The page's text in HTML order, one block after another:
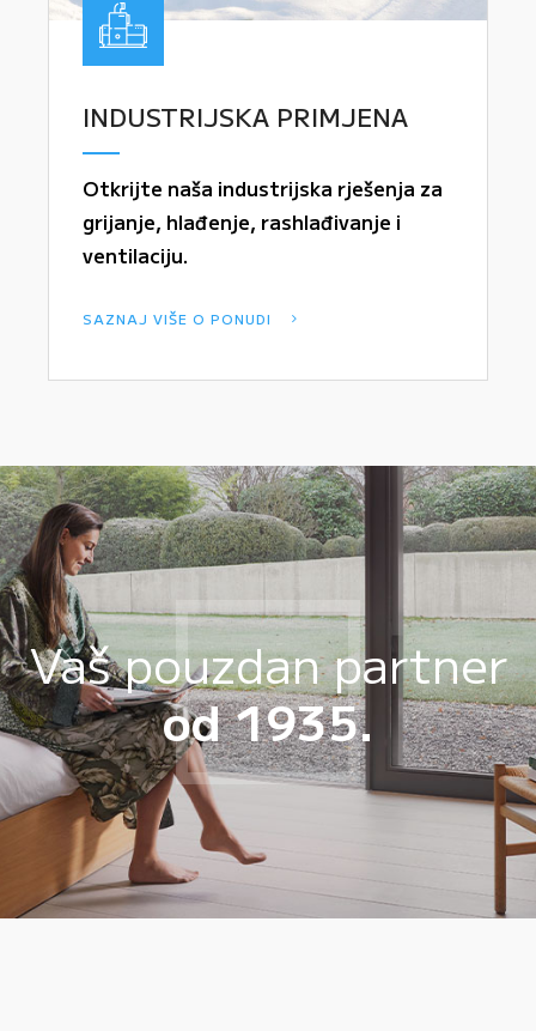
INDUSTRIJSKA PRIMJENA
Otkrijte naša industrijska rješenja za
grijanje, hlađenje, rashlađivanje i
ventilaciju.
SAZNAJ VIŠE O PONUDI
Vaš pouzdan partner
od 1935.